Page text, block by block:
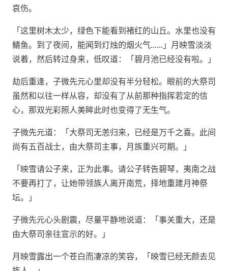
哀伤。
「这里树木太少，绿色下能看到褚红的山丘。水里也没有
鲭鱼。到了夜间，能闻到灯烛的烟火气……」月映雪淡淡
说着，然后转过身来，低叹道：「碧月池已经没有啦。」
劫后重逢，子微先元心里却没有半分轻松。眼前的大祭司
虽然和以往一样从容，却没有了从前那种指挥若定的信
心，那双光彩照人美眸此时也变得了无生气。
子微先元道：「大祭司无恙归来，已经是万千之喜。此间
尚有五百战士，由大祭司主事，月族重兴可期。」
「映雪请公子来，正为此事。请公子转告碧琴，夷南之战
不要再打了，让她带领族人离开南荒，择地重建月神祭
坛。」
子微先元心头剧震，尽量平静地说道：「事关重大，还是
由大祭司亲往宣示的好。」
月映雪露出一个苍白而凄凉的笑容，「映雪已经无颜去见